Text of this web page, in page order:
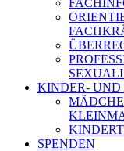
KINDER- UND
SPENDEN